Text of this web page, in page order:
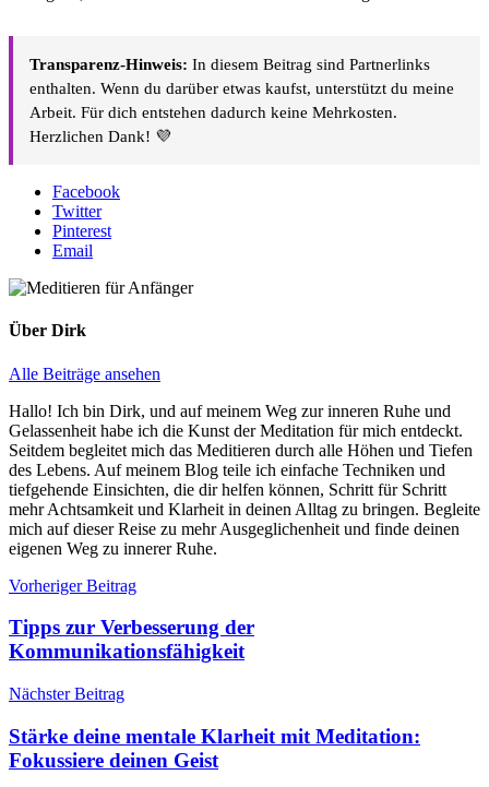
Transparenz-Hinweis: In diesem Beitrag sind Partnerlinks
enthalten. Wenn du darüber etwas kaufst, unterstützt du meine
Arbeit. Für dich entstehen dadurch keine Mehrkosten.
Herzlichen Dank! 💜
Facebook
Twitter
Pinterest
Email
Über Dirk
Alle Beiträge ansehen
Hallo! Ich bin Dirk, und auf meinem Weg zur inneren Ruhe und
Gelassenheit habe ich die Kunst der Meditation für mich entdeckt.
Seitdem begleitet mich das Meditieren durch alle Höhen und Tiefen
des Lebens. Auf meinem Blog teile ich einfache Techniken und
tiefgehende Einsichten, die dir helfen können, Schritt für Schritt
mehr Achtsamkeit und Klarheit in deinen Alltag zu bringen. Begleite
mich auf dieser Reise zu mehr Ausgeglichenheit und finde deinen
eigenen Weg zu innerer Ruhe.
Beitragsnavigation
Vorheriger Beitrag
Tipps zur Verbesserung der
Kommunikationsfähigkeit
Nächster Beitrag
Stärke deine mentale Klarheit mit Meditation:
Fokussiere deinen Geist